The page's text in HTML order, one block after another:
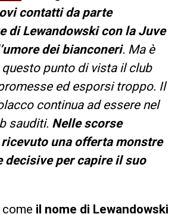
contatti da parte
di Lewandowski con la Juve
dei bianconeri. Ma è
punto di vista il club
ed esporsi troppo. Il
continua ad essere nel
sauditi. Nelle scorse
una offerta monstre
decisive per capire il suo
il nome di Lewandowski